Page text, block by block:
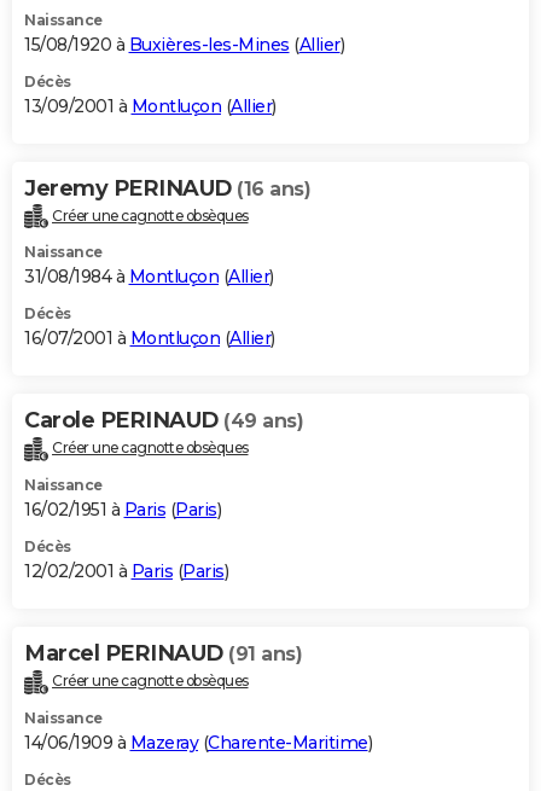
Naissance
15/08/1920 à Buxières-les-Mines (Allier)
Décès
13/09/2001 à Montluçon (Allier)
Jeremy PERINAUD (16 ans)
Créer une cagnotte obsèques
Naissance
31/08/1984 à Montluçon (Allier)
Décès
16/07/2001 à Montluçon (Allier)
Carole PERINAUD (49 ans)
Créer une cagnotte obsèques
Naissance
16/02/1951 à Paris (Paris)
Décès
12/02/2001 à Paris (Paris)
Marcel PERINAUD (91 ans)
Créer une cagnotte obsèques
Naissance
14/06/1909 à Mazeray(Charente-Maritime)
Décès